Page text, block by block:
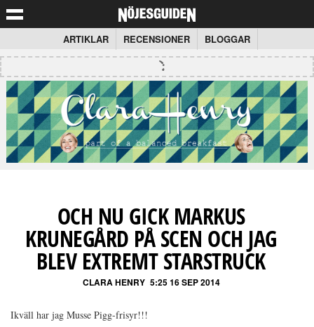
ARTIKLAR RECENSIONER BLOGGAR
OCH NU GICK MARKUS
KRUNEGÅRD PÅ SCEN OCH JAG
BLEV EXTREMT STARSTRUCK
CLARA HENRY 5:25 16 SEP 2014
Ikväll har jag Musse Pigg-frisyr!!!